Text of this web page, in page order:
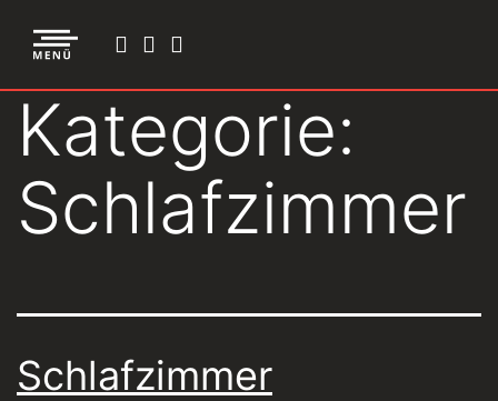
Kategorie:
Schlafzimmer
Schlafzimmer